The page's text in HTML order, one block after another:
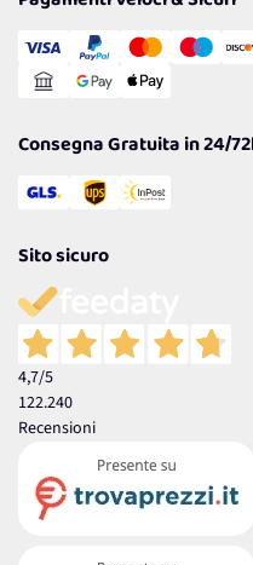
Gestisci Cookie
Reso Facile e Veloce
Consegna Gratuita in 24/
Sito sicuro
4,7/5
122.240
Recensioni